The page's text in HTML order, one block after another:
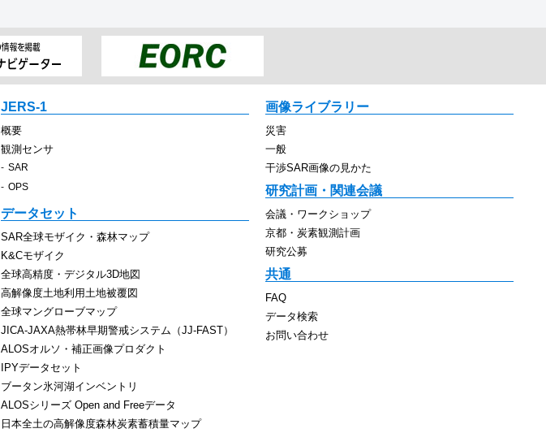
JERS-1
概要
観測センサ
SAR
OPS
データセット
SAR全球モザイク・森林マップ
K&Cモザイク
全球高精度・デジタル3D地図
高解像度土地利用土地被覆図
全球マングローブマップ
JICA-JAXA熱帯林早期警戒システム（JJ-FAST）
ALOSオルソ・補正画像プロダクト
IPYデータセット
ブータン氷河湖インベントリ
ALOSシリーズ Open and Freeデータ
日本全土の高解像度森林炭素蓄積量マップ
画像ライブラリー
災害
一般
干渉SAR画像の見かた
研究計画・関連会議
会議・ワークショップ
京都・炭素観測計画
研究公募
共通
FAQ
データ検索
お問い合わせ